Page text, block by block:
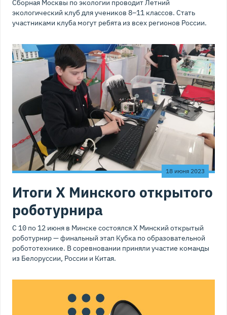
Сборная Москвы по экологии проводит Летний
экологический клуб для учеников 8–11 классов. Стать
участниками клуба могут ребята из всех регионов России.
18 июня 2023
Итоги Х Минского открытого
роботурнира
С 10 по 12 июня в Минске состоялся X Минский открытый
роботурнир — финальный этап Кубка по образовательной
робототехнике. В соревновании приняли участие команды
из Белоруссии, России и Китая.